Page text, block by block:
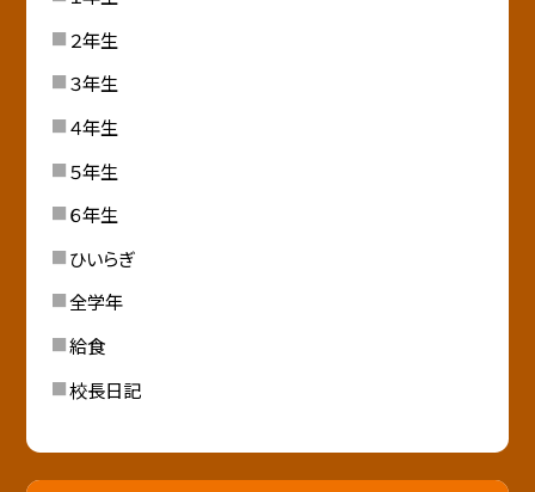
２年生
３年生
４年生
５年生
６年生
ひいらぎ
全学年
給食
校長日記